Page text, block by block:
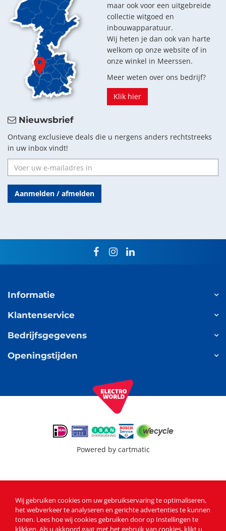
maar ook voor een uitgebreide
collectie witgoed en
inbouwapparatuur.
Wij heten je dan ook van harte
welkom op onze website of in
onze winkel in Meerssen.
Meer weten over ons bedrijf?
Klik hier
Nieuwsbrief
Ontvang exclusieve deals die u nergens anders rechtstreeks
in uw inbox vindt!
Aanmelden / afmelden
facebookinstagram
linkedin
Informatie
Klantenservice
Bedrijfsgegevens
Openingstijden
Powered by cartmatic
Wij gebruiken cookies om uw gebruikservaring te optimaliseren,
het webverkeer te analyseren en gerichte advertenties te kunnen
tonen. Lees hoe wij cookies gebruiken door op Instellingen te
klikken. Als u akkoord gaat met het gebruik van cookies, klikt u